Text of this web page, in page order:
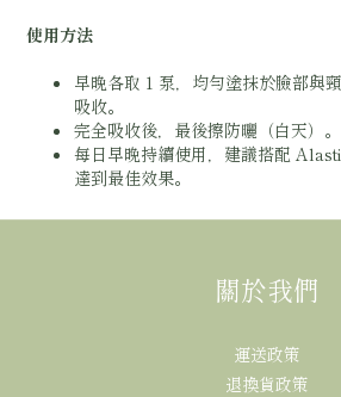
使用方法
早晚各取 1 泵，均勻塗抹於臉部與
吸收。
完全吸收後，最後擦防曬（白天）。
每日早晚持續使用，建議搭配
達到最佳效果。
關於我們
運送政策
退換貨政策